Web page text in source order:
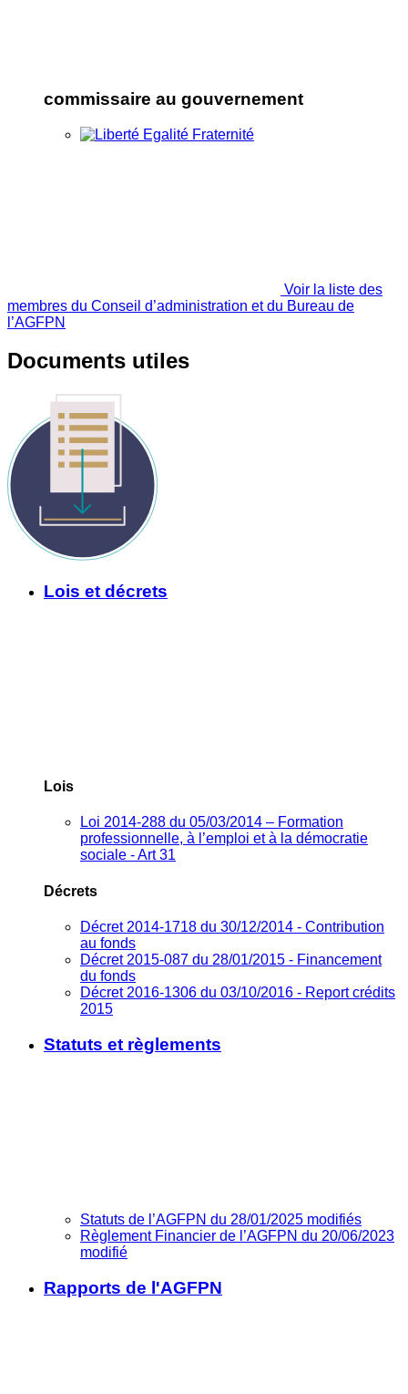
commissaire au gouvernement
Voir la liste des
membres du Conseil d’administration et du Bureau de
l’AGFPN
Documents utiles
Lois et décrets
Lois
Loi 2014-288 du 05/03/2014 – Formation
professionnelle, à l’emploi et à la démocratie
sociale - Art 31
Décrets
Décret 2014-1718 du 30/12/2014 - Contribution
au fonds
Décret 2015-087 du 28/01/2015 - Financement
du fonds
Décret 2016-1306 du 03/10/2016 - Report crédits
2015
Statuts et règlements
Statuts de l’AGFPN du 28/01/2025 modifiés
Règlement Financier de l’AGFPN du 20/06/2023
modifié
Rapports de l'AGFPN